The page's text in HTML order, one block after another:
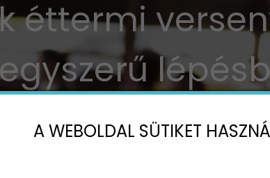
éttermi
A WEBOLDAL SÜTIKET